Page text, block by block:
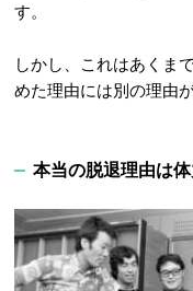
す。
しかし、これはあくま
めた理由には別の理由
本当の脱退理由は